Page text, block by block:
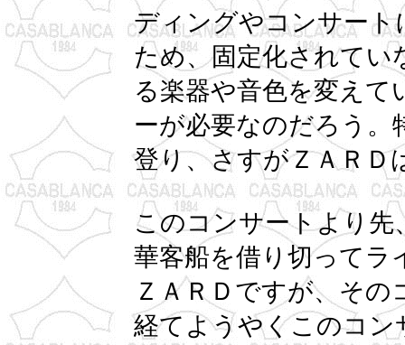
ディングやコンサー
ため、固定化されてい
る楽器や音色を変え
ーが必要なのだろう。
登り、さすがＺＡＲＤ
このコンサートより先
華客船を借り切ってラ
ＺＡＲＤですが、そ
経てようやくこのコ